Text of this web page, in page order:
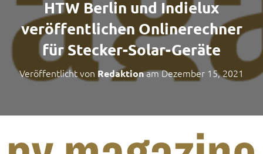
HTW Berlin und Indielux
veröffentlichen Onlinerechner
für Stecker-Solar-Geräte
Veröffentlicht von RedaktionamDezember 15, 2021